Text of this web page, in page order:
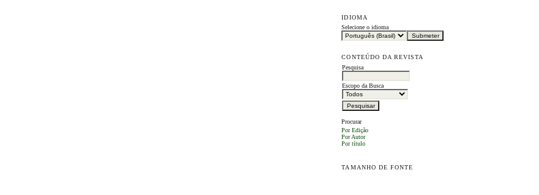
IDIOMA
Selecione o idioma
CONTEÚDO DA REVISTA
Pesquisa
Escopo da Busca
Procurar
Por Edição
Por Autor
Por título
TAMANHO DE FONTE